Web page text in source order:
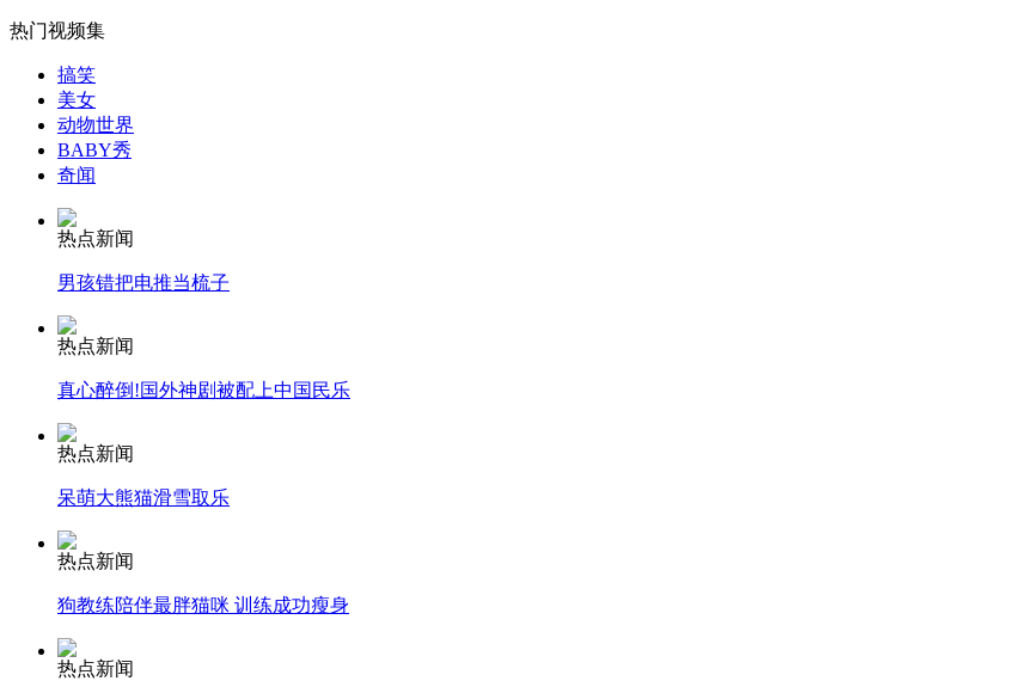
美国为B-1换装雷达和导航系统
山西运城恶犬咬伤多人 警民合力深夜将其击毙
女孩北京地铁殴打老人 痛下狠手拳打脚踢
无痛分娩是否安全 医生回应
外交部：反对强权政治霸凌主义
外交部：有关国家言论片面不公正
安徽一实载49人客车翻车
热门视频集
搞笑
美女
动物世界
BABY秀
奇闻
热点新闻
男孩错把电推当梳子
热点新闻
真心醉倒!国外神剧被配上中国民乐
热点新闻
呆萌大熊猫滑雪取乐
热点新闻
狗教练陪伴最胖猫咪 训练成功瘦身
热点新闻